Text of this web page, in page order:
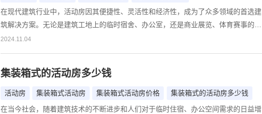
在现代建筑行业中，活动房因其便捷性、灵活性和经济性，成为了众多领域的首选建
筑解决方案。无论是建筑工地上的临时宿舍、办公室，还是商业展览、体育赛事的临
时场馆，活动房都展现出了其独特的优势。然而，面对市场上种类繁多的活动房和众
2024.11.04
集装箱式的活动房多少钱
活动房 集装箱式活动房 集装箱式活动房价格 集装箱式的活动房多少钱
在当今社会，随着建筑技术的不断进步和人们对于临时住宿、办公空间需求的日益增